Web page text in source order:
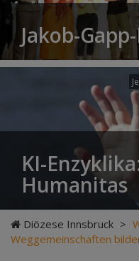
Jakob-
KI-
Humanitas
Diözese Innsbruck >
Weggemeinschaften